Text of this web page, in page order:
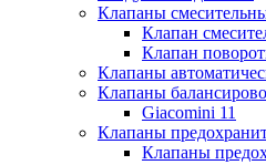
Клапаны
Клапан
Клапан
Клапаны
Клапаны
Giacomini 11
Клапаны
Клапаны